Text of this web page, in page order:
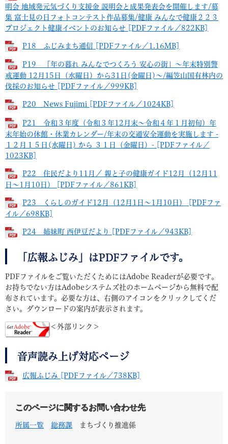
明会 地域発元気づくり支援金 説明会と成果発表会を開催します/募
集 富士見の日フォトコンテスト作品募集/健康 みんなで健康２２３
プロジェクト健康イベントのお知らせ [PDFファイル／822KB]
P18 ふじみまち通信 [PDFファイル／1.16MB]
P19 「年の暮れ みんなでつくろう 安心の街」～年末特別警
戒運動 12月15日（水曜日）から31日(金曜日)～/編笠山国有林内の
伐採のお知らせ [PDFファイル／999KB]
P20 News Fujimi [PDFファイル／1024KB]
P21 令和３年度（令和３年12月末～令和４年１月初旬）年
末年始の休館・休業カレンダー/年末の交通安全運動を実施します -
１２月１５日(水曜日) から ３１日（金曜日）- [PDFファイル／
1023KB]
P22 住民だより11月／ 親と子の健康ガイド12月（12月11
日～1月10日） [PDFファイル／861KB]
P23 くらしのガイド12月（12月1日～1月10日） [PDFファ
イル／698KB]
P24 姉妹町 西伊豆だより [PDFファイル／943KB]
「広報ふじみ」はPDFファイルです。
PDFファイルをご覧いただくためにはAdobe Readerが必要です。
お持ちでない方はAdobeシステムズ社のホームページから無料で配
布されています。必要な方は、右側のアイコンをクリックしてくだ
さい。ダウンロードの案内が表示されます。
＜外部リンク＞
音声読み上げ対応ページ
広報ふじみ [PDFファイル／738KB]
このページに関するお問い合わせ先
所属一覧 総務課 まちづくり推進係